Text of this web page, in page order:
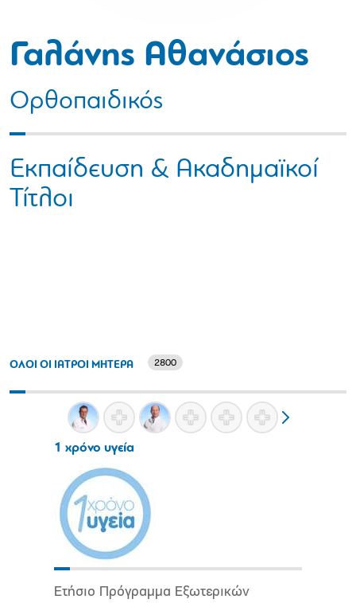
Γαλάνης Αθανάσιος
Ορθοπαιδικός
Εκπαίδευση & Ακαδημαϊκοί
Τίτλοι
ΟΛΟΙ ΟΙ ΙΑΤΡΟΙ ΜΗΤΕΡΑ 2800
1 χρόνο υγεία
Ετήσιο Πρόγραμμα Εξωτερικών